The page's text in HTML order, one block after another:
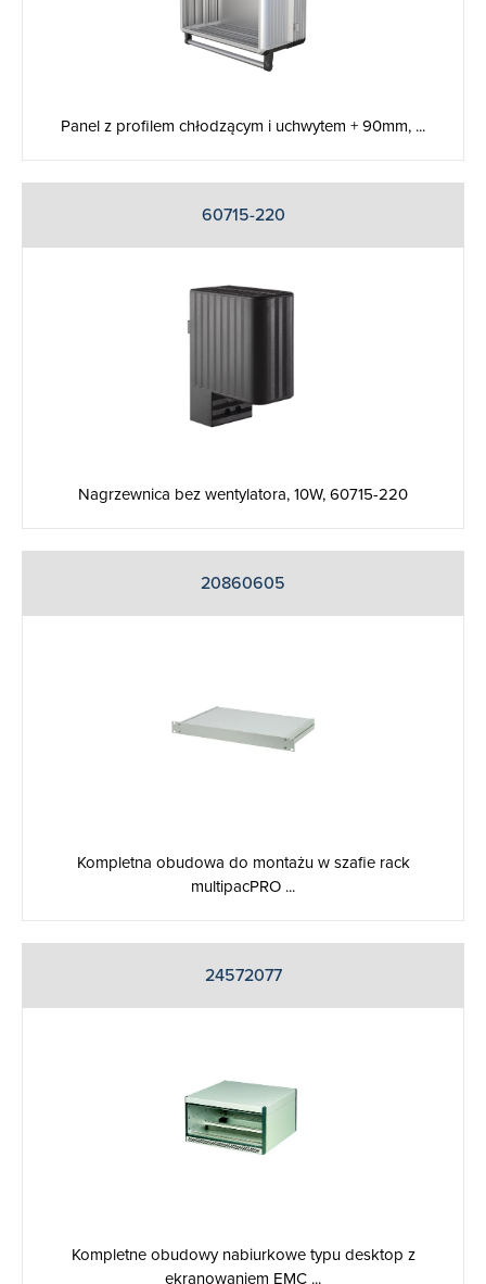
Panel z profilem chłodzącym i uchwytem + 90mm, ...
60715-220
Nagrzewnica bez wentylatora, 10W, 60715-220
20860605
Kompletna obudowa do montażu w szafie rack
multipacPRO ...
24572077
Kompletne obudowy nabiurkowe typu desktop z
ekranowaniem EMC ...